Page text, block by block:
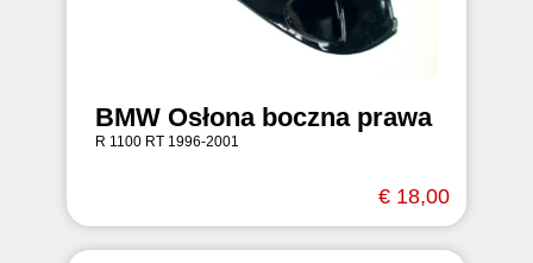
BMW Osłona boczna prawa
R 1100 RT 1996-2001
€ 18,00